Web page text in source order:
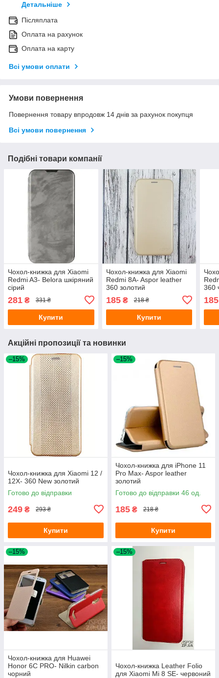
Детальніше
Післяплата
Оплата на рахунок
Оплата на карту
Всі умови оплати
Умови повернення
Повернення товару впродовж 14 днів за рахунок покупця
Всі умови повернення
Подібні товари компанії
Чохол-книжка для Xiaomi
Redmi A3- Belora шкіряний
сірий
281 ₴ 331 ₴
Купити
Чохол-книжка для Xiaomi
Redmi 8A- Aspor leather
360 золотий
185₴ 218 ₴
Купити
360
185
Акційні пропозиції та новинки
–15%
Чохол-книжка для Xiaomi 12 /
12X- 360 New золотий
Готово до відправки
249 ₴ 293 ₴
Купити
–15%
Чохол-книжка для iPhone 11
Pro Max- Aspor leather
золотий
Готово до відправки 46 од.
185 ₴ 218 ₴
Купити
–15%
Чохол-книжка для Huawei
Honor 6C PRO- Nilkin carbon
чорний
–15%
Чохол-книжка Leather Folio
для Xiaomi Mi 8 SE- червоний